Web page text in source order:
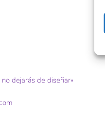
dejarás de diseñar»